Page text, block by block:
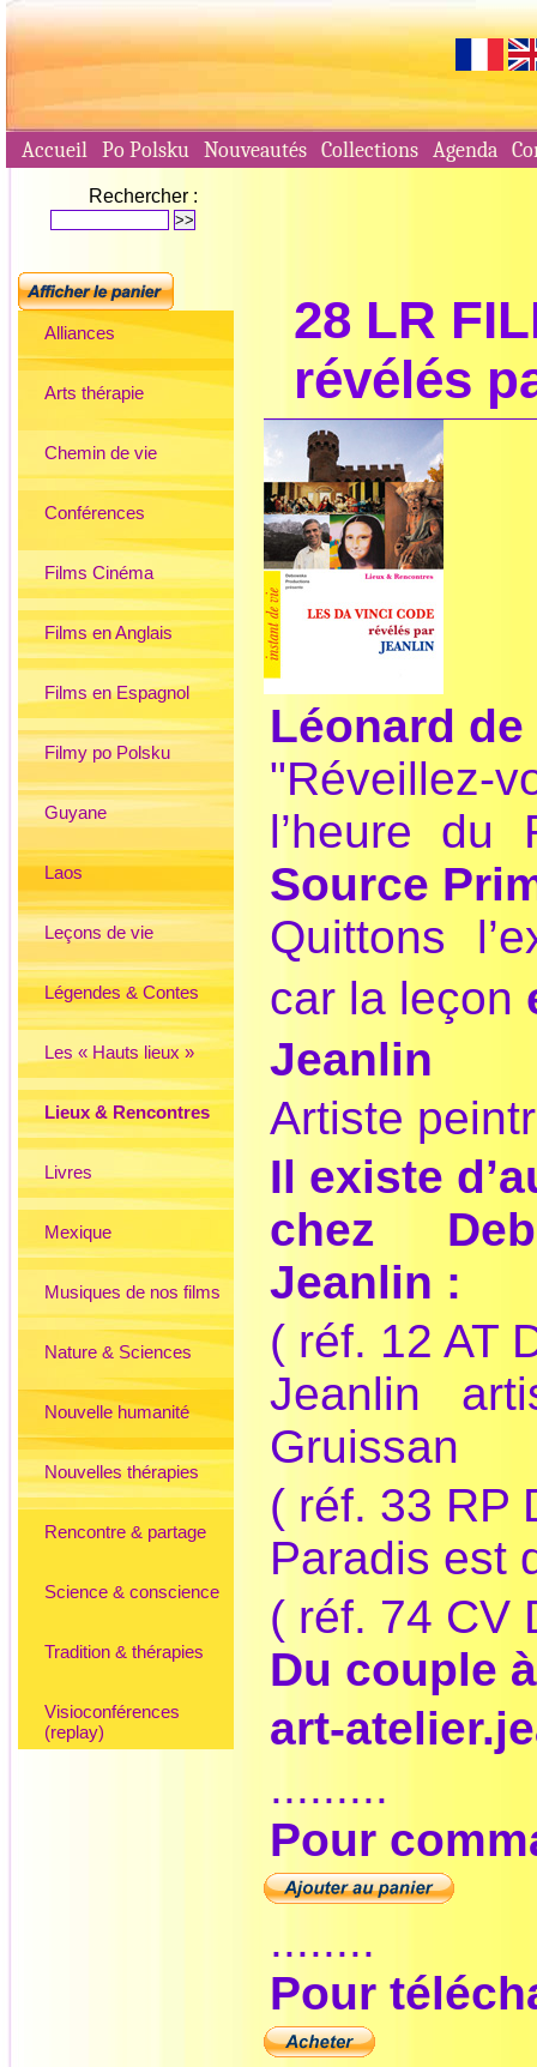
Accueil Po Polsku Nouveautés Collections Agenda
Rechercher :
Alliances
Arts thérapie
Chemin de vie
Conférences
Films Cinéma
Films en Anglais
Films en Espagnol
Filmy po Polsku
Guyane
Laos
Leçons de vie
Légendes & Contes
Les « Hauts lieux »
Lieux & Rencontres
Livres
Mexique
Musiques de nos films
Nature & Sciences
Nouvelle humanité
Nouvelles thérapies
Rencontre & partage
Science & conscience
Tradition & thérapies
Visioconférences
(replay)
28 LR
révélés
Léonard
"Réveillez-
l’heure du
Source
Quittons
car la leçon
Jeanlin
Artiste
Il existe
chez
Jeanlin :
( réf. 12 AT
Jeanlin
Gruissan
( réf. 33 RP
Paradis est
( réf. 74 CV
Du couple
art-
.........
Pour
........
Pour